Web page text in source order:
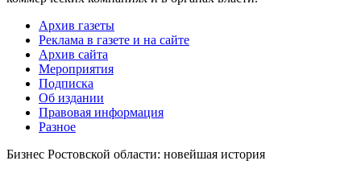
Архив газеты
Реклама в газете и на сайте
Архив сайта
Мероприятия
Подписка
Об издании
Правовая информация
Разное
Бизнес Ростовской области: новейшая история